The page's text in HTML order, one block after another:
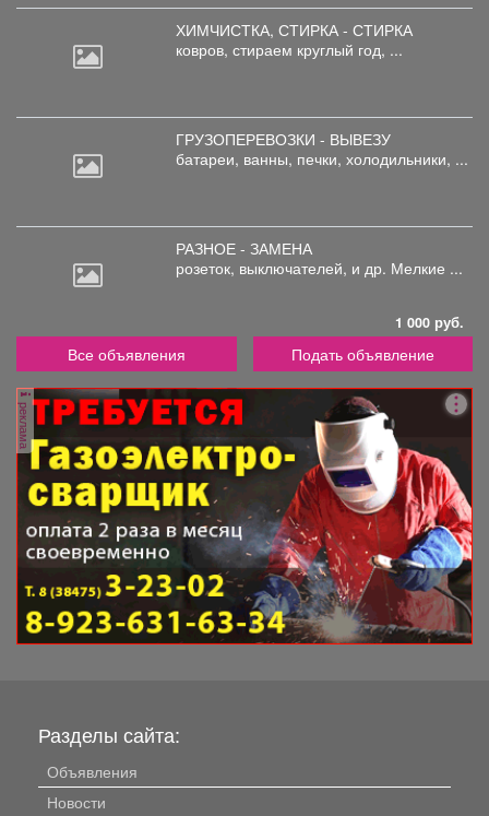
ХИМЧИСТКА, СТИРКА - СТИРКА
ковров, стираем круглый год, ...
ГРУЗОПЕРЕВОЗКИ - ВЫВЕЗУ
батареи, ванны, печки, холодильники, ...
РАЗНОЕ - ЗАМЕНА
розеток, выключателей, и др. Мелкие ...
1 000 руб.
Все объявления Подать объявление
реклама
Разделы сайта:
Объявления
Новости